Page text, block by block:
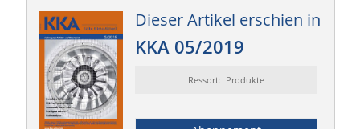
Dieser Artikel erschien in
KKA 05/2019
Ressort: Produkte